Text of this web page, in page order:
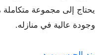
يحتاج إلى مجموعة
وجودة عالية في منازله.